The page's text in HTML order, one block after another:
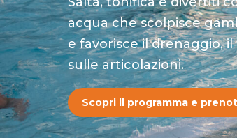
acqua che scolpisce
e favorisce il drenaggio,
sulle articolazioni.
Scopri il programma e